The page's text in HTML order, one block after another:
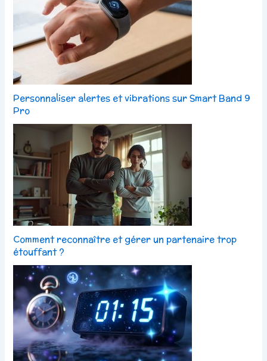
Personnaliser alertes et vibrations sur Smart Band 9
Pro
Comment reconnaître et gérer un partenaire trop
étouffant ?